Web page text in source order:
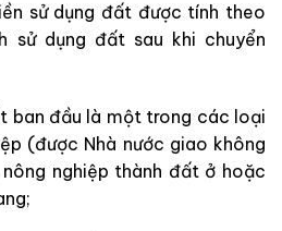
sử dụng đất được tính theo
sử dụng đất sau khi chuyển
ban đầu là một trong các loại
(được Nhà nước giao không
nghiệp thành đất ở hoặc